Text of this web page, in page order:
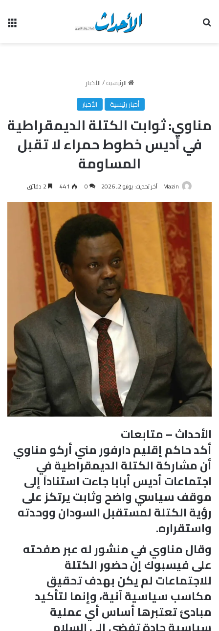
الرئيسية/الأخبار
أخبار رئيسية
الأخبار
مناوي: ثوابت الكتلة الديمقراطية
في أديس خطوط حمراء لا تقبل
المساومة
Mazin آخر تحديث: يونيو 2, 2026 0
441
الأحداث – متابعات
أكد حاكم إقليم دارفور مني أركو مناوي
أن مشاركة الكتلة الديمقراطية في
اجتماعات أديس أبابا جاءت استناداً إلى
موقف سياسي واضح وثابت يرتكز على
رؤية الكتلة لمستقبل السودان ووحدته
واستقراره.
وقال مناوي في منشور له عبر صفحته
على فيسبوك إن حضور الكتلة
للاجتماعات لم يكن بهدف تحقيق
مكاسب سياسية آنية، وإنما لتأكيد
مبادئ تعتبرها أساس أي عملية